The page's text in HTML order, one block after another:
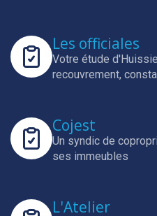
Les officiales
Votre étude
recouvrement,
Cojest
Un syndic de
ses immeubles
L'Atelier